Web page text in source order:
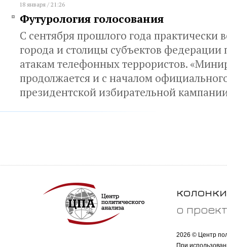
18 января / 21:26
Футурология голосования
С сентября прошлого года практически
города и столицы субъектов федерации
атакам телефонных террористов.
продолжается и с началом
президентской избирательной
колонки
о
2026 © Центр
При